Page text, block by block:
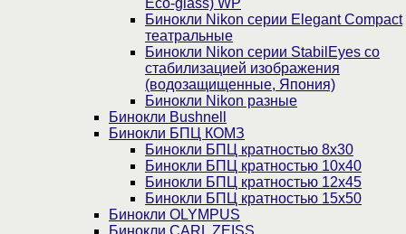
Бинокли Nikon серии Elegant Compact
театральные
Бинокли Nikon серии StabilEyes со
стабилизацией изображения
(водозащищенные, Япония)
Бинокли Nikon разные
Бинокли Bushnell
Бинокли БПЦ КОМЗ
Бинокли БПЦ кратностью 8х30
Бинокли БПЦ кратностью 10х40
Бинокли БПЦ кратностью 12х45
Бинокли БПЦ кратностью 15х50
Бинокли OLYMPUS
Бинокли CARL ZEISS